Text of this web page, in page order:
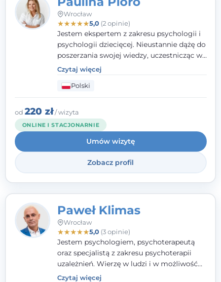
Wrocław
★★★★★5,0(2 opinie)
Jestem ekspertem z zakresu psychologii i
psychologii dziecięcej. Nieustannie dążę do
poszerzania swojej wiedzy, uczestnicząc w
różnorodnych szkoleniach. Pracując z
dziećmi, młodzieżą i młodymi dorosłymi
niezwykle ważne jest dla mnie poczucie
bezpieczeństwa, zrozumienia oraz wolności
w wyrażaniu swojego zdania. Kieruję się
etyką zawodową, wierząc, że każdy
człowiek powinien otrzymać wsparcie i
pomoc, by poradzić sobie ze swoimi
problemami.
Czytaj więcej
Polski
od 220 zł/ wizyta
ONLINE I STACJONARNIE
Umów wizytę
Zobacz profil
Paweł Klimas
Wrocław
★★★★★5,0(3 opinie)
Jestem psychologiem, psychoterapeutą
oraz specjalistą z zakresu psychoterapii
uzależnień. Wierzę w ludzi i w możliwość
wprowadzenia zmian w ich życiu. Bardzo
Czytaj więcej